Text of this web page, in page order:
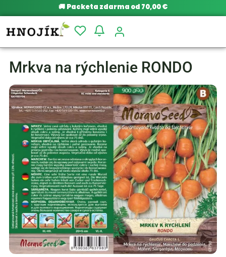
🚚 Packeta zdarma od 70,00 €
Mrkva na rýchlenie RONDO